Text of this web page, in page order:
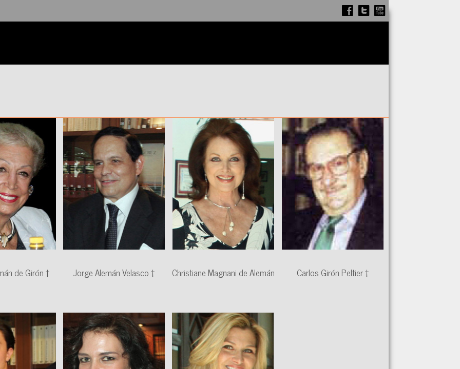
de Girón † Jorge Alemán Velasco † Christiane Magnani de Alemán Carlos Girón Peltier †